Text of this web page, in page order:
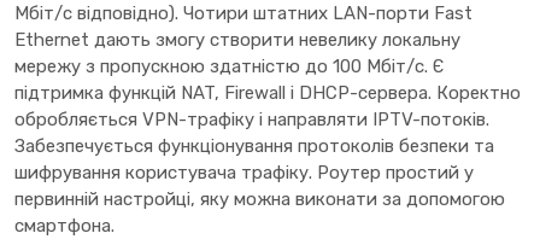
Мбіт/с відповідно). Чотири штатних LAN-порти Fast
Ethernet дають змогу створити невелику локальну
мережу з пропускною здатністю до 100 Мбіт/с. Є
підтримка функцій NAT, Firewall і DHCP-сервера. Коректно
обробляється VPN-трафіку і направляти IPTV-потоків.
Забезпечується функціонування протоколів безпеки та
шифрування користувача трафіку. Роутер простий у
первинній настройці, яку можна виконати за допомогою
смартфона.